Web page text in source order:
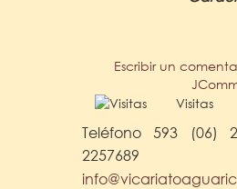
Escribir un
Visitas
Teléfono 593 (06)
2257689